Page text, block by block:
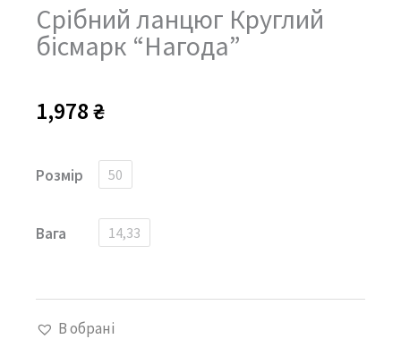
Срібний ланцюг Круглий
бісмарк “Нагода”
1,978₴
Розмір 50
Вага 14,33
В обрані
Срібний
кількість